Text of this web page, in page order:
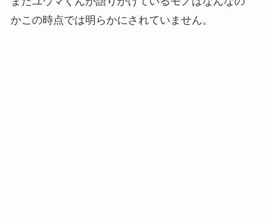
かこの時点では明らかにされていません。